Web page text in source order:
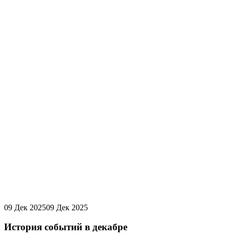
09 Дек 202509 Дек 2025
История событий в декабре